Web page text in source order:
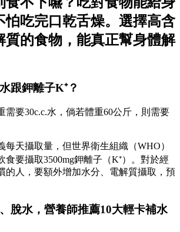
怕吃完口乾舌燥。選擇高含
質的食物，能真正幫身體解
跟鉀離子K⁺？
需要30c.c.水，倘若體重60公斤，則需要
每天攝取量，但世界衛生組織（WHO）
食要攝取3500mg鉀離子（K⁺）。對於經
的人，要額外增加水分、電解質攝取，預
脫水，營養師推薦10大輕卡補水